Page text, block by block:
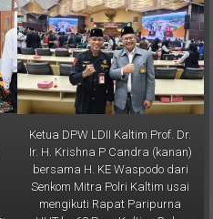
Ketua DPW LDII Kaltim Prof. Dr.
Ir. H. Krishna P Candra (kanan)
bersama H. KE Waspodo dari
Senkom Mitra Polri Kaltim usai
mengikuti Rapat Paripurna
HUT ke-68 Prov. Kaltim, Rabu